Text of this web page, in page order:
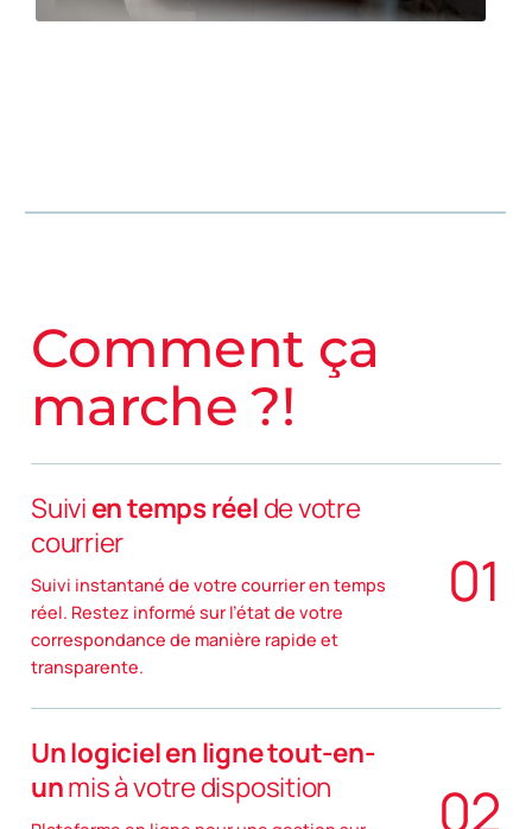
recherchiez une solution numérique
Comment ça
marche ?!
Suivien temps réelde votre
courrier
Suivi instantané de votre courrier en temps
réel. Restez informé sur l’état de votre
correspondance de manière rapide et
transparente.
01
Un logiciel en ligne tout-en-
unmis à votre disposition 02